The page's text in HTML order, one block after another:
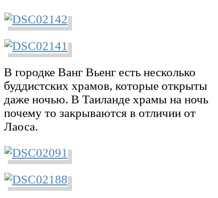
В городке Ванг Вьенг есть несколько
буддистских храмов, которые открыты
даже ночью. В Таиланде храмы на ночь
почему то закрываются в отличии от
Лаоса.